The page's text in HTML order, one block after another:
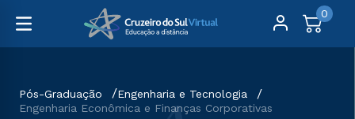
0
Pós-Graduação
Engenharia e Tecnologia
Engenharia Econômica e Finanças Corporativas